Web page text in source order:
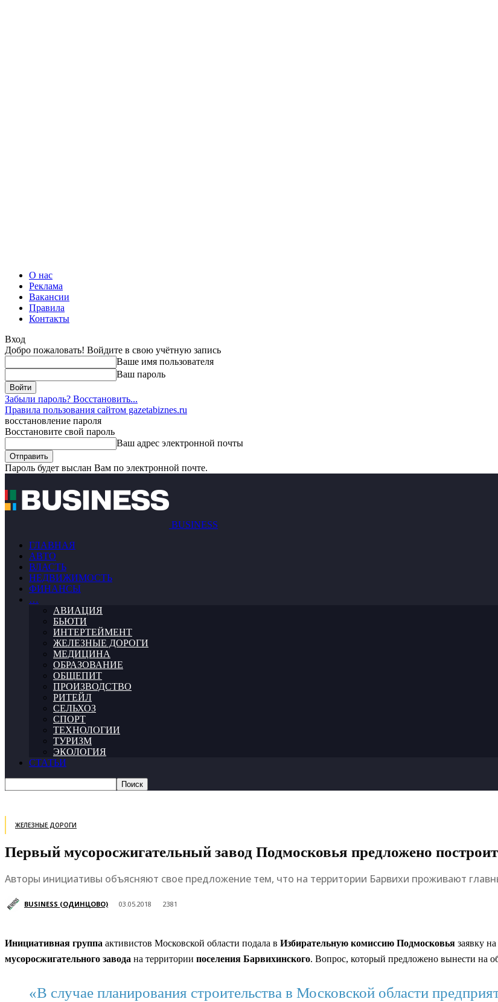
О нас
Реклама
Вакансии
Правила
Контакты
Вход
Добро пожаловать! Войдите в свою учётную запись
Ваше имя пользователя
Ваш пароль
Забыли пароль? Восстановить...
Правила пользования сайтом gazetabiznes.ru
восстановление пароля
Восстановите свой пароль
Ваш адрес электронной почты
Пароль будет выслан Вам по электронной почте.
BUSINESS
ГЛАВНАЯ
АВТО
ВЛАСТЬ
НЕДВИЖИМОСТЬ
ФИНАНСЫ
…
АВИАЦИЯ
БЬЮТИ
ИНТЕРТЕЙМЕНТ
ЖЕЛЕЗНЫЕ ДОРОГИ
МЕДИЦИНА
ОБРАЗОВАНИЕ
ОБЩЕПИТ
ПРОИЗВОДСТВО
РИТЕЙЛ
СЕЛЬХОЗ
СПОРТ
ТЕХНОЛОГИИ
ТУРИЗМ
ЭКОЛОГИЯ
СТАТЬИ
ЖЕЛЕЗНЫЕ ДОРОГИ
Первый мусоросжигательный завод Подмосковья предложено
Авторы инициативы объясняют свое предложение тем, что на территории Барвихи проживают
BUSINESS (ОДИНЦОВО) 03.05.2018 2381
Инициативная группа активистов Московской области подала в Избирательную комиссию Подмосковья заявку
мусоросжигательного завода на территории поселения Барвихинского. Вопрос, который предложено вынести на
«В случае планирования строительства в Московской области